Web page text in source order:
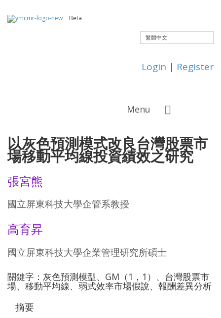
Beta
繁體中文
Login | Register
Menu
以灰色預測模式改良台灣股票市
場移動平均線投資績效之研究
張宮熊
國立屏東科技大學企管系教授
高育昇
國立屏東科技大學企業管理研究所碩士
關鍵字：灰色預測模型、GM（1，1）、台灣股票市
場、移動平均線、弱式效率市場假說、報酬差異分析
摘要